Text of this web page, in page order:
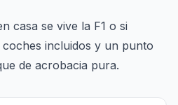
casa se vive la F1 o si
incluidos y un punto
de acrobacia pura.